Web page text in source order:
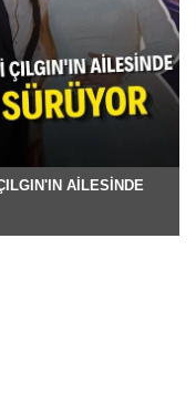
AİLESİNDE